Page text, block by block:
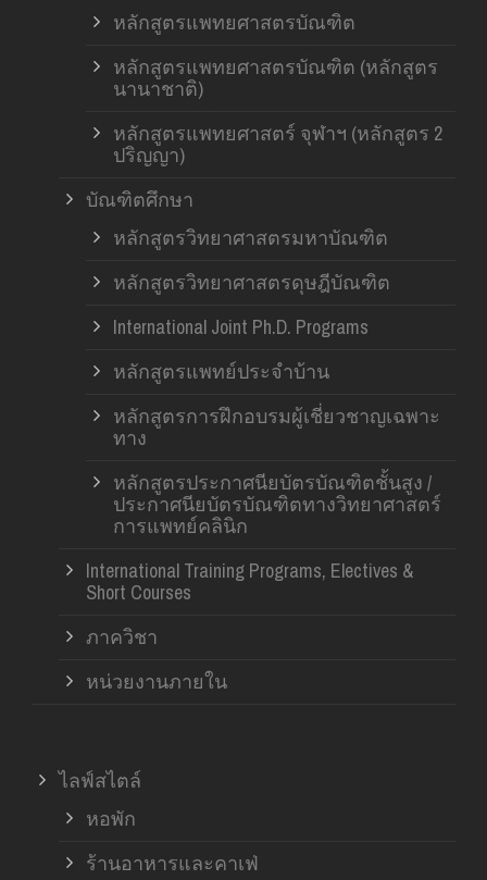
หลักสูตรแพทยศาสตรบัณฑิต
หลักสูตรแพทยศาสตรบัณฑิต (หลักสูตร
นานาชาติ)
หลักสูตรแพทยศาสตร์ จุฬาฯ (หลักสูตร 2
ปริญญา)
บัณฑิตศึกษา
หลักสูตรวิทยาศาสตรมหาบัณฑิต
หลักสูตรวิทยาศาสตรดุษฎีบัณฑิต
International Joint Ph.D. Programs
หลักสูตรแพทย์ประจำบ้าน
หลักสูตรการฝึกอบรมผู้เชี่ยวชาญเฉพาะ
ทาง
หลักสูตรประกาศนียบัตรบัณฑิตชั้นสูง /
ประกาศนียบัตรบัณฑิตทางวิทยาศาสตร์
การแพทย์คลินิก
International Training Programs, Electives &
Short Courses
ภาควิชา
หน่วยงานภายใน
ไลฟ์สไตล์
หอพัก
ร้านอาหารและคาเฟ่